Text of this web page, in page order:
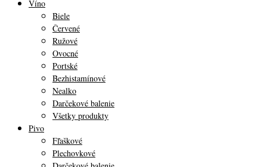
Víno
Biele
Červené
Ružové
Ovocné
Portské
Bezhistamínové
Nealko
Darčekové balenie
Všetky produkty
Pivo
Fľaškové
Plechovkové